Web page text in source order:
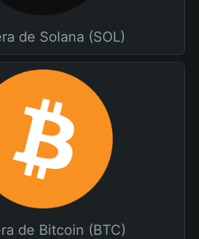
de Solana (SOL)
de Bitcoin (BTC)